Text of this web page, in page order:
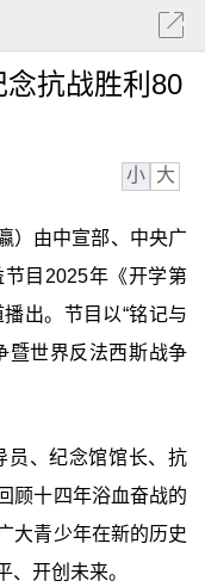
抗战胜利80
小 大
）由中宣部、中央广
目2025年《开学第
出。节目以“铭记与
暨世界反法西斯战争
员、纪念馆馆长、抗
顾十四年浴血奋战的
大青少年在新的历史
开创未来。